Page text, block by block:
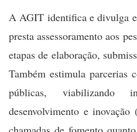
A AGIT identifica e divulga
presta assessoramento aos
etapas de elaboração,
Também estimula parcerias
públicas, viabilizando
desenvolvimento e